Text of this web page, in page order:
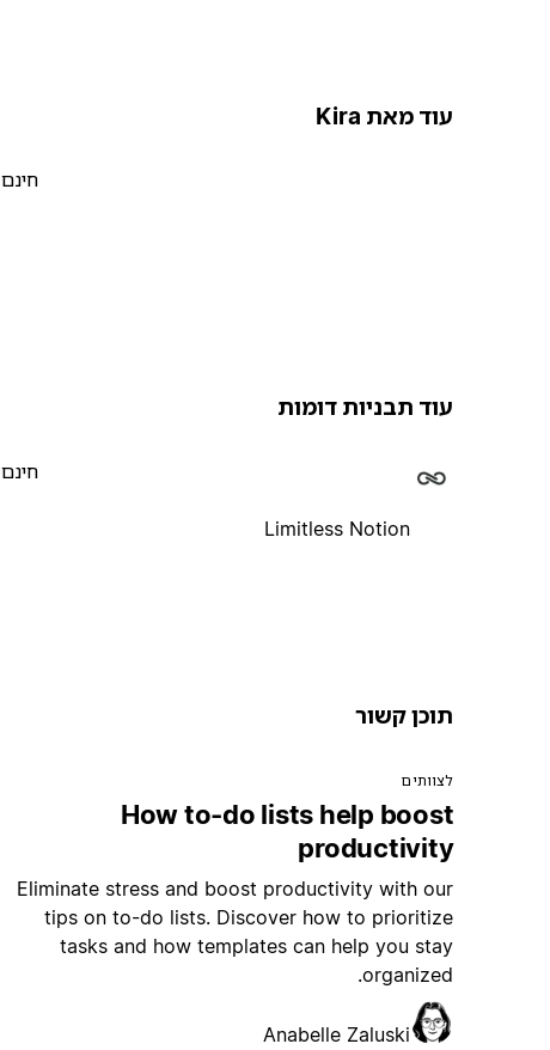
עוד מאת Kira
חינם
עוד תבניות דומות
Limitless Notion
חינם
תוכן קשור
לצוותים
How to-do lists help boost
productivity
Eliminate stress and boost productivity with our
tips on to-do lists. Discover how to prioritize
tasks and how templates can help you stay
organized.
Anabelle Zaluski